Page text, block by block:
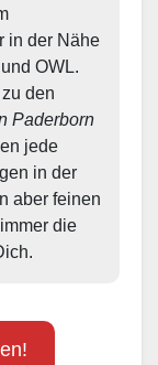
in der Nähe
OWL.
den
Paderborn
jede
in der
aber feinen
die